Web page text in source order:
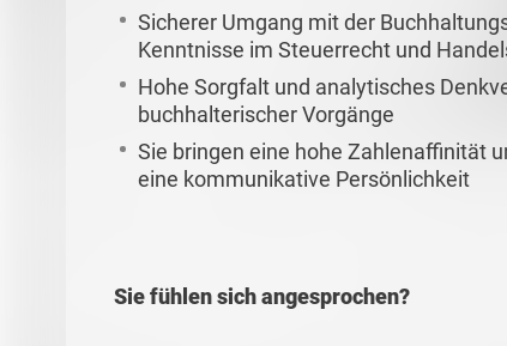
Sicherer Umgang mit der
Kenntnisse im Steuerrecht und
Hohe Sorgfalt und analytisches
buchhalterischer Vorgänge
Sie bringen eine hohe Zahlenaffinität
eine kommunikative Persönlichkeit
Sie fühlen sich angesprochen?